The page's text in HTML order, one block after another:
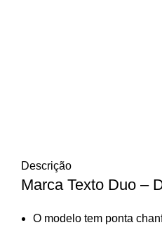
Descrição
Marca Texto Duo –
O modelo tem ponta